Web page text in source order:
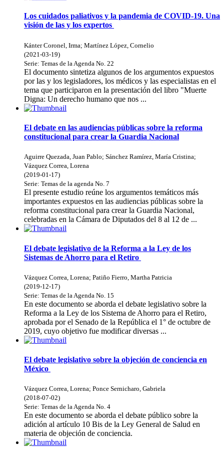
Los cuidados paliativos y la pandemia de COVID-19. Una
visión de las y los expertos
Kánter Coronel, Irma; Martínez López, Cornelio
(2021-03-19)
Serie: Temas de la Agenda No. 22
El documento sintetiza algunos de los argumentos expuestos
por las y los legisladores, los médicos y las especialistas en el
tema que participaron en la presentación del libro "Muerte
Digna: Un derecho humano que nos ...
El debate en las audiencias públicas sobre la reforma
constitucional para crear la Guardia Nacional
Aguirre Quezada, Juan Pablo; Sánchez Ramírez, María Cristina;
Vázquez Correa, Lorena
(2019-01-17)
Serie: Temas de la agenda No. 7
El presente estudio reúne los argumentos temáticos más
importantes expuestos en las audiencias públicas sobre la
reforma constitucional para crear la Guardia Nacional,
celebradas en la Cámara de Diputados del 8 al 12 de ...
El debate legislativo de la Reforma a la Ley de los
Sistemas de Ahorro para el Retiro
Vázquez Correa, Lorena; Patiño Fierro, Martha Patricia
(2019-12-17)
Serie: Temas de la Agenda No. 15
En este documento se aborda el debate legislativo sobre la
Reforma a la Ley de los Sistema de Ahorro para el Retiro,
aprobada por el Senado de la República el 1° de octubre de
2019, cuyo objetivo fue modificar diversas ...
El debate legislativo sobre la objeción de conciencia en
México
Vázquez Correa, Lorena; Ponce Sernicharo, Gabriela
(2018-07-02)
Serie: Temas de la Agenda No. 4
En este documento se aborda el debate público sobre la
adición al artículo 10 Bis de la Ley General de Salud en
materia de objeción de conciencia.